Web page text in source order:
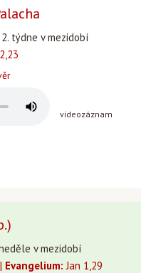
týdne v mezidobí
videozáznam
v mezidobí
Evangelium: Jan 1,29